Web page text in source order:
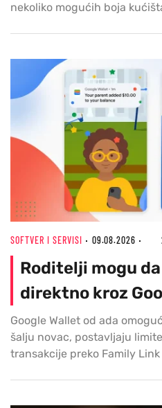
nekoliko mogućih boja
SOFTVER I SERVISI 09.08.2026
Roditelji mogu
direktno kroz
Google Wallet od ada
šalju novac, postavljaju
transakcije preko Family